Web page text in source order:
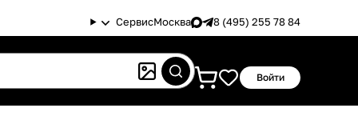
СервисМосква 8 (495) 255 78 84
Войти